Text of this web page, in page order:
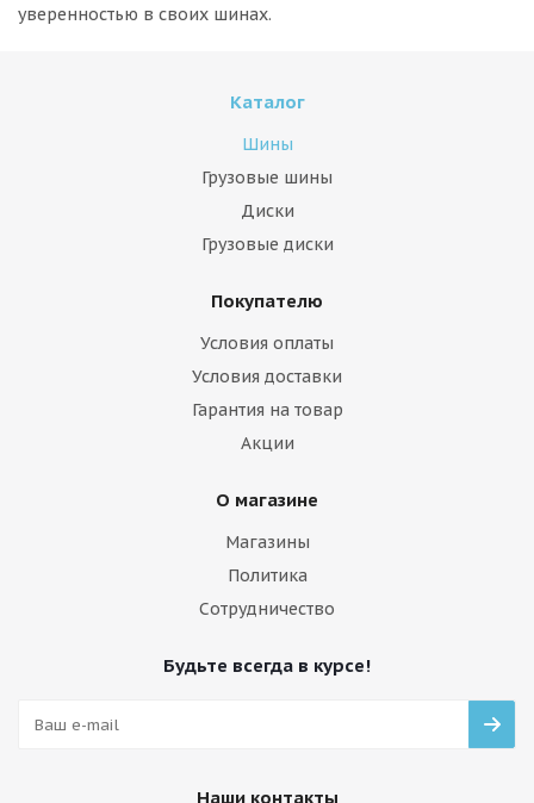
уверенностью в своих шинах.
Каталог
Шины
Грузовые шины
Диски
Грузовые диски
Покупателю
Условия оплаты
Условия доставки
Гарантия на товар
Акции
О магазине
Магазины
Политика
Сотрудничество
Будьте всегда в курсе!
Наши контакты